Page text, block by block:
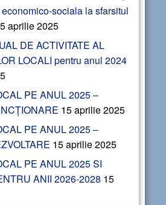
sociala la sfarsitul
aprilie 2025
DE ACTIVITATE AL
LOCALI pentru anul 2024
PE ANUL 2025 –
15 aprilie 2025
PE ANUL 2025 –
15 aprilie 2025
PE ANUL 2025 SI
ANII 2026-2028 15